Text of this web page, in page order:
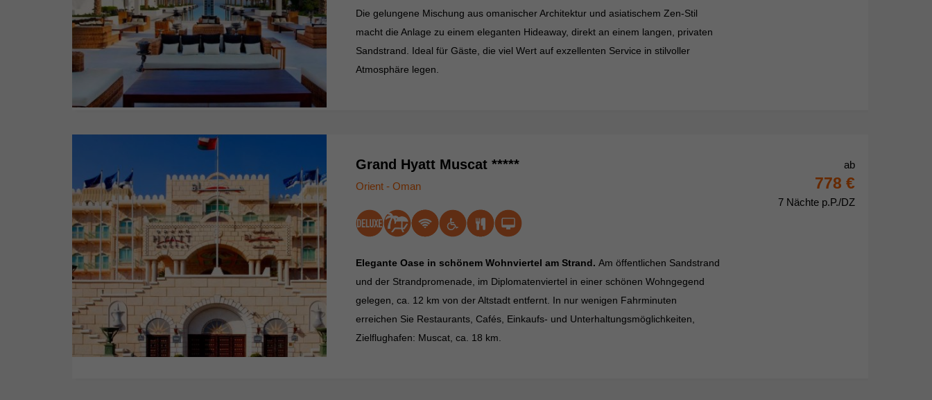
Die gelungene Mischung aus omanischer Architektur und asiatischem Zen-Stil
macht die Anlage zu einem eleganten Hideaway, direkt an einem langen, privaten
Sandstrand. Ideal für Gäste, die viel Wert auf exzellenten Service in stilvoller
Atmosphäre legen.
Grand Hyatt Muscat *****
Orient - Oman
Elegante Oase in schönem Wohnviertel am Strand. Am öffentlichen Sandstrand
und der Strandpromenade, im Diplomatenviertel in einer schönen Wohngegend
gelegen, ca. 12 km von der Altstadt entfernt. In nur wenigen Fahrminuten
erreichen Sie Restaurants, Cafés, Einkaufs- und Unterhaltungsmöglichkeiten,
Zielflughafen: Muscat, ca. 18 km.
ab
778 €
7 Nächte p.P./DZ